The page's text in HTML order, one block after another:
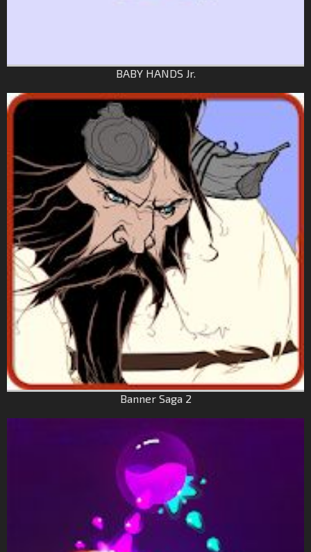
BABY HANDS Jr.
Banner Saga 2